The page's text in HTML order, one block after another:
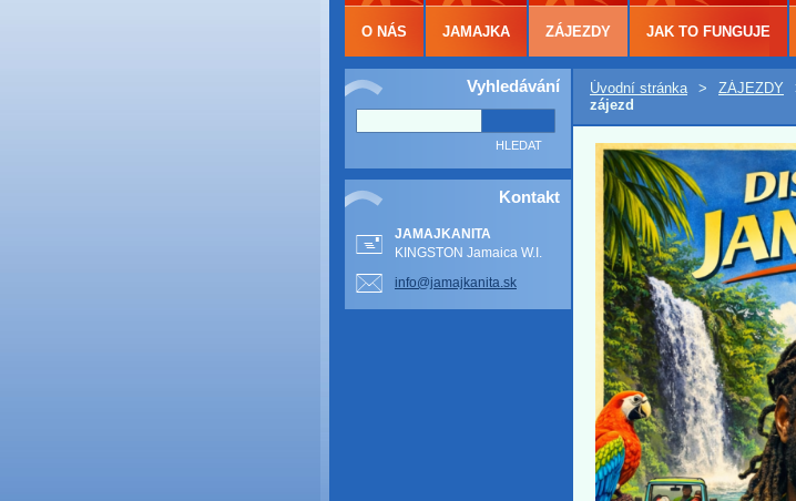
Vyhledávání
Kontakt
JAMAJKANITA
KINGSTON Jamaica W.I.
info@jamajkanita.sk
Úvodní stránka > ZÁJEZDY
zájezd
O NÁS JAMAJKA ZÁJEZDY JAK TO FUNGUJE